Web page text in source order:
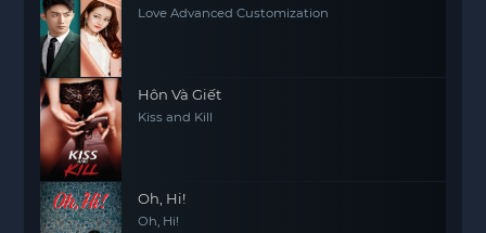
Love Advanced Customization
Hôn Và Giết
Kiss and Kill
Oh, Hi!
Oh, Hi!